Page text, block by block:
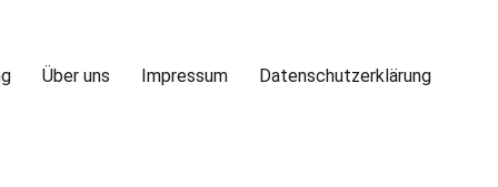
Über uns Impressum Datenschutzerklärung